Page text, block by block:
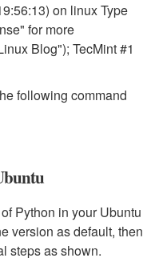
on linux Type
for more
Blog"); TecMint #1
following command
Python in your Ubuntu
version as default, then
steps as shown.